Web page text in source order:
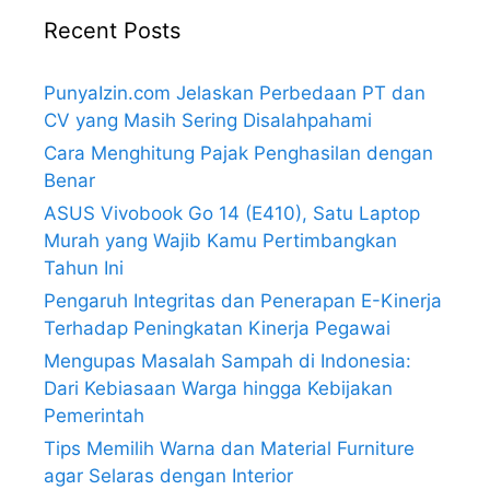
Recent Posts
PunyaIzin.com Jelaskan Perbedaan PT dan
CV yang Masih Sering Disalahpahami
Cara Menghitung Pajak Penghasilan dengan
Benar
ASUS Vivobook Go 14 (E410), Satu Laptop
Murah yang Wajib Kamu Pertimbangkan
Tahun Ini
Pengaruh Integritas dan Penerapan E-Kinerja
Terhadap Peningkatan Kinerja Pegawai
Mengupas Masalah Sampah di Indonesia:
Dari Kebiasaan Warga hingga Kebijakan
Pemerintah
Tips Memilih Warna dan Material Furniture
agar Selaras dengan Interior